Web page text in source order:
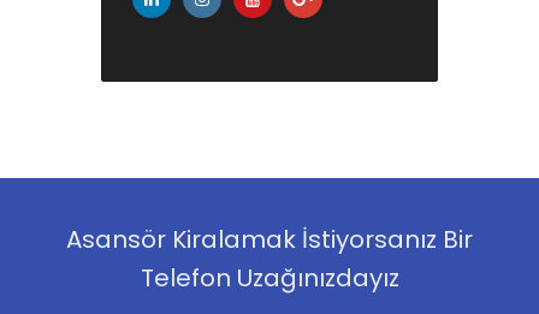
Asansör Kiralamak İstiyorsanız Bir
Telefon Uzağınızdayız